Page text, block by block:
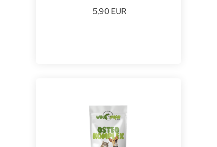
5,90 EUR